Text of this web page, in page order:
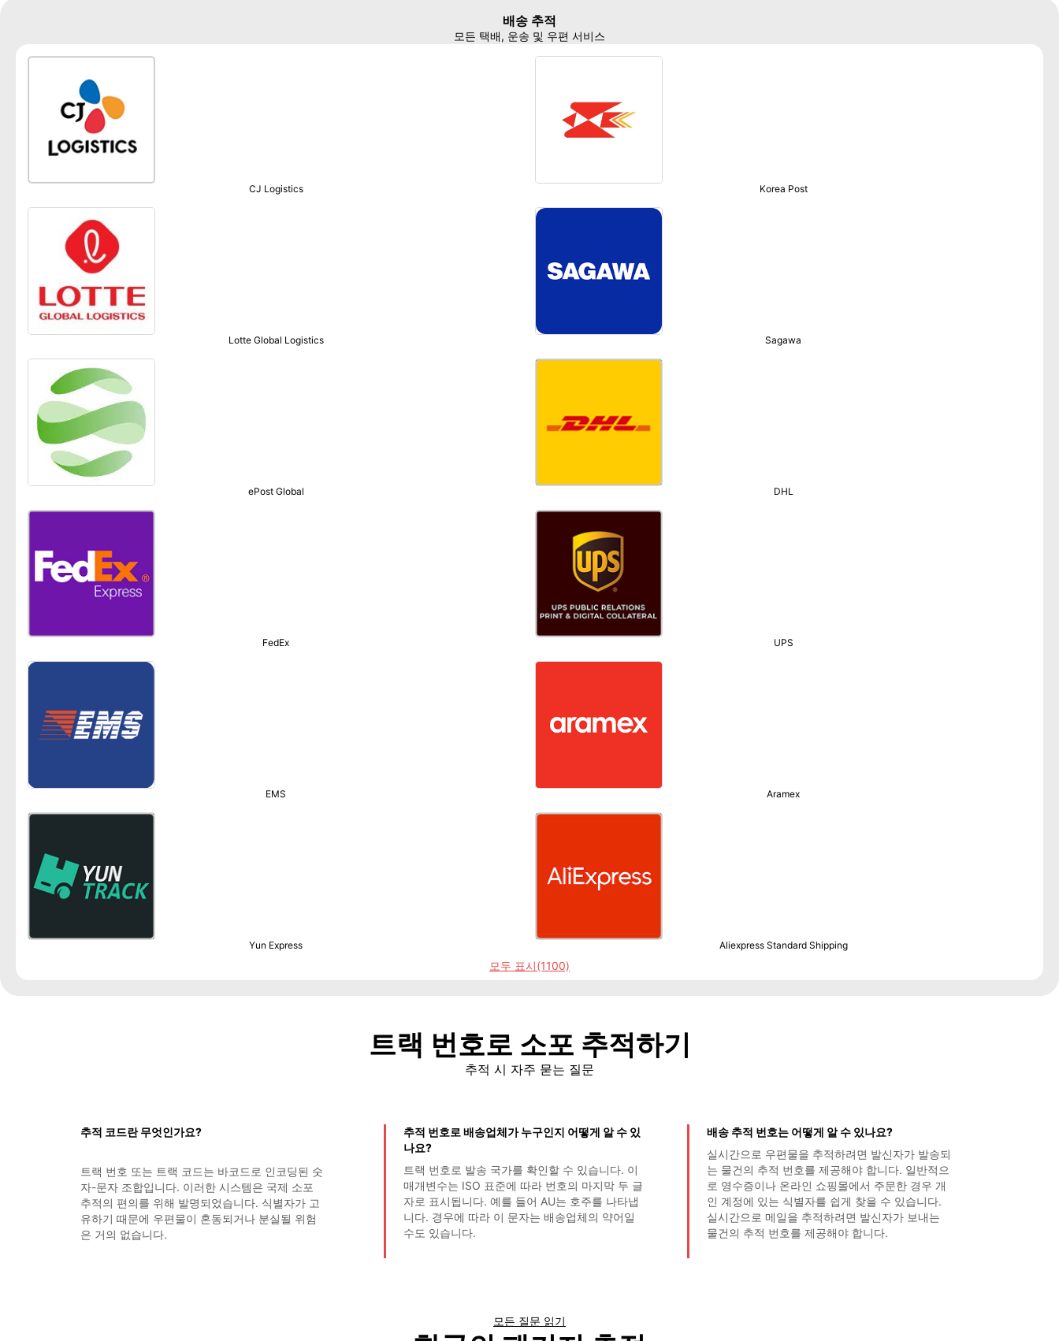
배송 추적
모든 택배, 운송 및 우편 서비스
CJ Logistics Korea Post
Lotte Global Logistics Sagawa
ePost Global DHL
FedEx UPS
EMS Aramex
Yun Express Aliexpress Standard Shipping
모두 표시(1100)
트랙 번호로 소포 추적하기
추적 시 자주 묻는 질문
추적 코드란 무엇인가요?
트랙 번호 또는 트랙 코드는 바코드로 인코딩된 숫
자-문자 조합입니다. 이러한 시스템은 국제 소포
추적의 편의를 위해 발명되었습니다. 식별자가 고
유하기 때문에 우편물이 혼동되거나 분실될 위험
은 거의 없습니다.
추적 번호로 배송업체가 누구인지 어떻게 알 수 있
나요?
트랙 번호로 발송 국가를 확인할 수 있습니다. 이
매개변수는 ISO 표준에 따라 번호의 마지막 두 글
자로 표시됩니다. 예를 들어 AU는 호주를 나타냅
니다. 경우에 따라 이 문자는 배송업체의 약어일
수도 있습니다.
배송 추적 번호는 어떻게 알 수 있나요?
실시간으로 우편물을 추적하려면 발신자가 발송되
는 물건의 추적 번호를 제공해야 합니다. 일반적으
로 영수증이나 온라인 쇼핑몰에서 주문한 경우 개
인 계정에 있는 식별자를 쉽게 찾을 수 있습니다.
실시간으로 메일을 추적하려면 발신자가 보내는
물건의 추적 번호를 제공해야 합니다.
모든 질문 읽기